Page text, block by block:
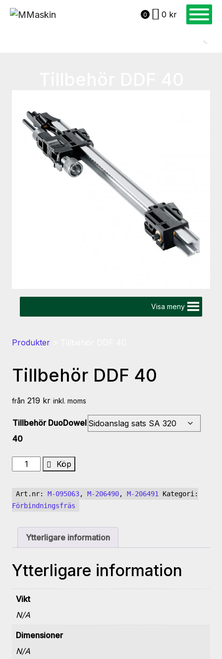
0 0 kr
Visa meny
Produkter
Tillbehör DDF 40
från 219 kr inkl. moms
Tillbehör DuoDowel
40
Tillbehör
DDF
mängd
Köp
Art.nr: M-095063, M-206490, M-206491 Kategori:
Förbindningsfräs
Ytterligare information
Ytterligare information
Vikt
N/A
Dimensioner
N/A